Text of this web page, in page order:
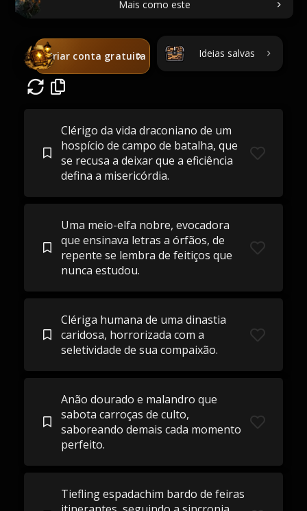
Mais como este
Criar conta gratuita Ideias salvas
Clérigo da vida draconiano de um
hospício de campo de batalha, que
se recusa a deixar que a eficiência
defina a misericórdia.
Uma meio-elfa nobre, evocadora
que ensinava letras a órfãos, de
repente se lembra de feitiços que
nunca estudou.
Clériga humana de uma dinastia
caridosa, horrorizada com a
seletividade de sua compaixão.
Anão dourado e malandro que
sabota carroças de culto,
saboreando demais cada momento
perfeito.
Tiefling espadachim bardo de feiras